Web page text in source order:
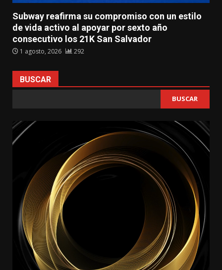
Subway reafirma su compromiso con un estilo
de vida activo al apoyar por sexto año
consecutivo los 21K San Salvador
1 agosto, 2026 292
BUSCAR
BUSCAR